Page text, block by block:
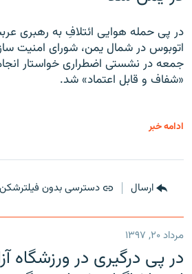
در پی حمله هوایی ائتلافِ به رهبری
اتوبوس در شمال یمن، شورای امنیت
جمعه در نشستی اضطراری خواستار
«شفاف و قابل اعتماد» شد.
ادامه خبر
ارسال دسترسی بدون فیلترشکن
مرداد ۲۰, ۱۳۹۷
در پی درگیری در ورزشگاه